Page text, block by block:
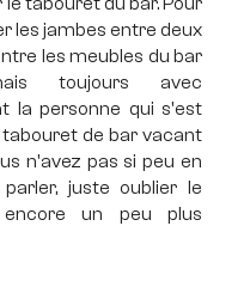
les jambes entre deux
les meubles du bar
toujours avec
la personne qui s'est
tabouret de bar vacant
n'avez pas si peu en
juste oublier le
un peu plus